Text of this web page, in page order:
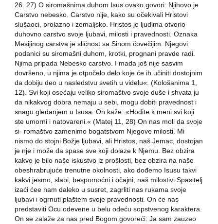
26. 27) O siromašnima duhom Isus ovako govori: Njihovo je
Carstvo nebesko. Carstvo nije, kako su očekivali Hristovi
slušaoci, prolazno i zemaljsko. Hristos je ljudima otvorio
duhovno carstvo svoje ljubavi, milosti i pravednosti. Oznaka
Mesijinog carstva je sličnost sa Sinom čovečijim. Njegovi
podanici su siromašni duhom, krotki, prognani pravde radi.
Njima pripada Nebesko carstvo. I mada još nije sasvim
dovršeno, u njima je otpočelo delo koje će ih učiniti dostojnim
da dobiju deo u nasledstvu svetih u videlu«. (Kološanima 1,
12). Svi koji osećaju veliko siromaštvo svoje duše i shvata ju
da nikakvog dobra nemaju u sebi, mogu dobiti pravednost i
snagu gledanjem u Isusa. On kaže: «Hodite k meni svi koji
ste umorni i natovareni.« (Matej 11, 28) On nas moli da svoje
si- romaštvo zamenimo bogatstvom Njegove milosti. Mi
nismo do stojni Božje ljubavi, ali Hristos, naš Jemac, dostojan
je nje i može da spase sve koji dolaze k Njemu. Bez obzira
kakvo je bilo naše iskustvo iz prošlosti, bez obzira na naše
obeshrabrujuće trenutne okolnosti, ako dođemo Isusu takvi
kakvi jesmo, slabi, bespomoćni i očajni, naš milostivi Spasitelj
izaći ćee nam daleko u susret, zagrliti nas rukama svoje
ljubavi i ogrnuti plaštem svoje pravednosti. On će nas
predstaviti Ocu odevene u belu odeću sopstvenog karaktera.
On se zalaže za nas pred Bogom govoreći: Ja sam zauzeo